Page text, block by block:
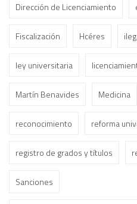
Dirección de Licenciamiento
Fiscalización Hcéres
ley universitaria
Martín Benavides Medicina
reconocimiento reforma
registro de grados y títulos
Sanciones